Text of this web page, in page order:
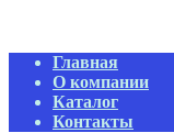
Primary
Navigation
Menu
Главная
О компании
Каталог
Контакты